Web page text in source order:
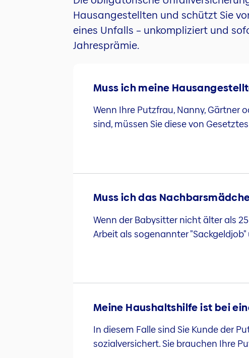
Hausangestellten und schützt Sie
eines Unfalls – unkompliziert und
Jahresprämie.
Muss ich meine
Wenn Ihre Putzfrau, Nanny, Gärtner
sind, müssen Sie diese von
Muss ich das
Wenn der Babysitter nicht älter als
Arbeit als sogenannter
Meine Haushaltshilfe ist bei
In diesem Falle sind Sie Kunde der
sozialversichert. Sie brauchen Ihre